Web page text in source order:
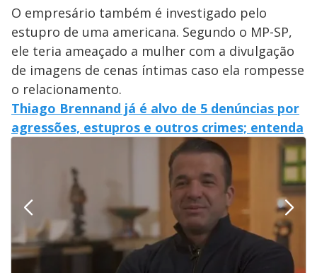
O empresário também é investigado pelo
estupro de uma americana. Segundo o MP-SP,
ele teria ameaçado a mulher com a divulgação
de imagens de cenas íntimas caso ela rompesse
o relacionamento.
Thiago Brennand já é alvo de 5 denúncias por
agressões, estupros e outros crimes; entenda